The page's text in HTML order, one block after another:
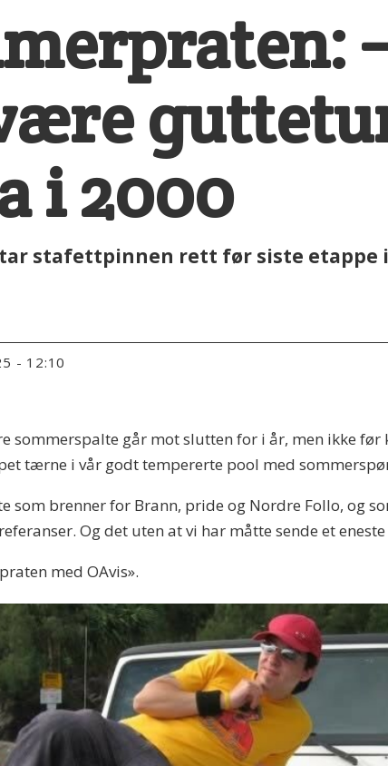
i 2000
stafettpinnen rett før siste etappe
- 12:10
sommerspalte går mot slutten for i år, men ikke
tærne i vår godt tempererte pool med
som brenner for Brann, pride og Nordre Follo, og
Og det uten at vi har måtte sende et
med OAvis».